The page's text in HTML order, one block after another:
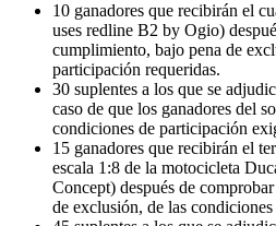
10 ganadores que recibirán el
uses redline B2 by Ogio)
cumplimiento, bajo pena de
participación requeridas.
30 suplentes a los que se
caso de que los ganadores del
condiciones de participación
15 ganadores que recibirán el
escala 1:8 de la motocicleta
Concept) después de
de exclusión, de las